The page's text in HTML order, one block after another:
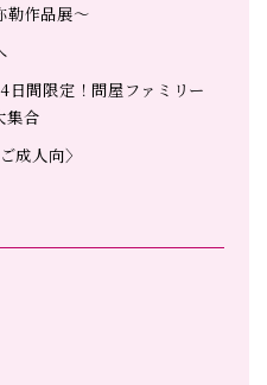
勒作品展～
日間限定！問屋ファミリー
集合
成人向〉